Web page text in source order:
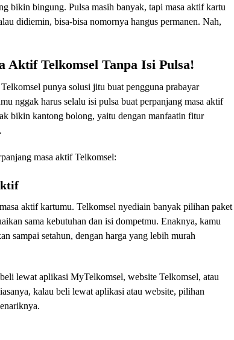
bikin bingung. Pulsa masih banyak, tapi masa aktif kartu
didiemin, bisa-bisa nomornya hangus permanen. Nah,
Aktif Telkomsel Tanpa Isi Pulsa!
punya solusi jitu buat pengguna prabayar
nggak harus selalu isi pulsa buat perpanjang masa aktif
bikin kantong bolong, yaitu dengan manfaatin fitur
masa aktif Telkomsel:
aktif kartumu. Telkomsel nyediain banyak pilihan paket
sama kebutuhan dan isi dompetmu. Enaknya, kamu
sampai setahun, dengan harga yang lebih murah
lewat aplikasi MyTelkomsel, website Telkomsel, atau
kalau beli lewat aplikasi atau website, pilihan